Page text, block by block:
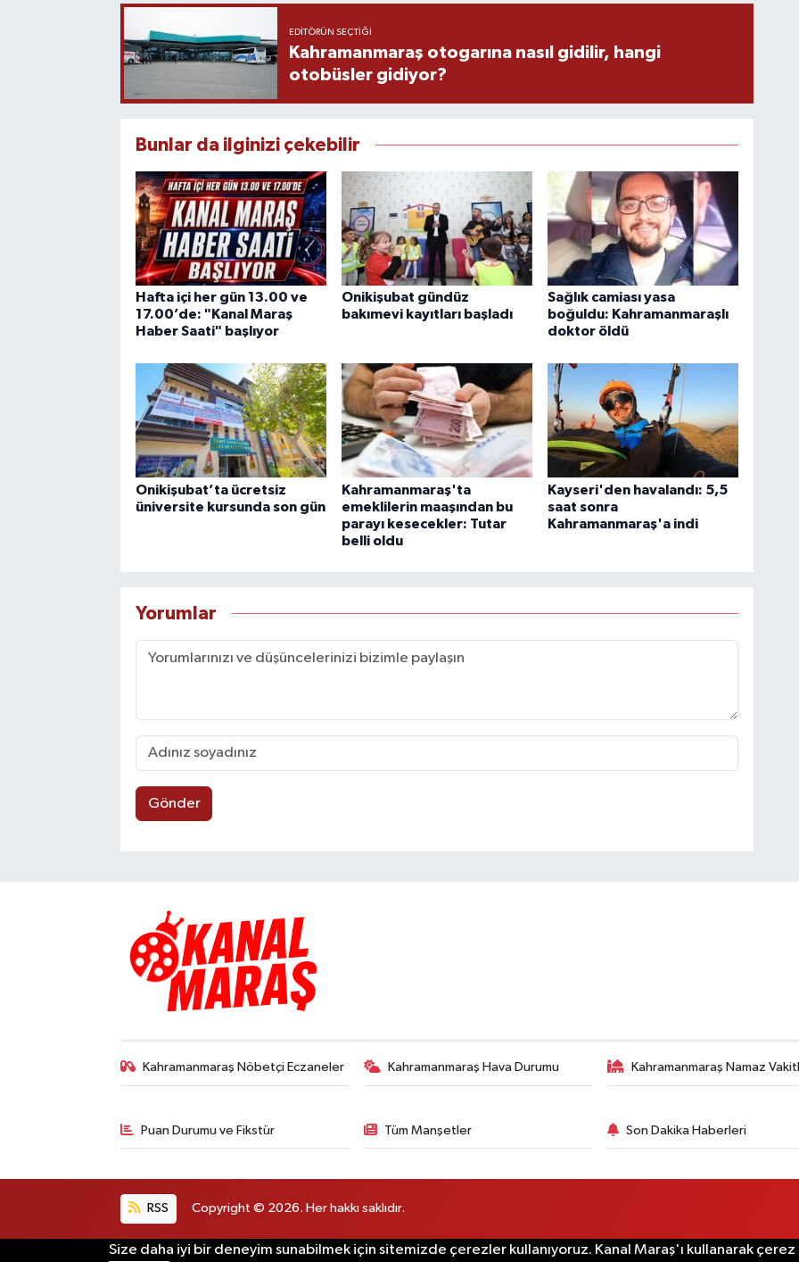
EDITÖRÜN SEÇTIĞI
Kahramanmaraş otogarına nasıl gidilir, hangi
otobüsler gidiyor?
Bunlar da ilginizi çekebilir
Hafta içi her gün 13.00 ve
17.00’de: "Kanal Maraş
Haber Saati" başlıyor
Onikişubat gündüz
bakımevi kayıtları başladı
Sağlık camiası yasa
boğuldu: Kahramanmaraşlı
doktor öldü
Onikişubat’ta ücretsiz
üniversite kursunda son gün
Kahramanmaraş'ta
emeklilerin maaşından bu
parayı kesecekler: Tutar
belli oldu
Kayseri'den havalandı: 5,5
saat sonra
Kahramanmaraş'a indi
Yorumlar
Gönder
Kahramanmaraş Nöbetçi Eczaneler Kahramanmaraş Hava Durumu Kahramanmaraş Namaz
Puan Durumu ve Fikstür Tüm Manşetler Son Dakika Haberleri
RSS Copyright © 2026. Her hakkı saklıdır.
Size daha iyi bir deneyim sunabilmek için sitemizde çerezler kullanıyoruz. Kanal Maraş'ı kullanarak çerez